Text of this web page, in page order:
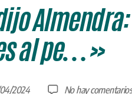
al pe…»
2024 No hay comentarios